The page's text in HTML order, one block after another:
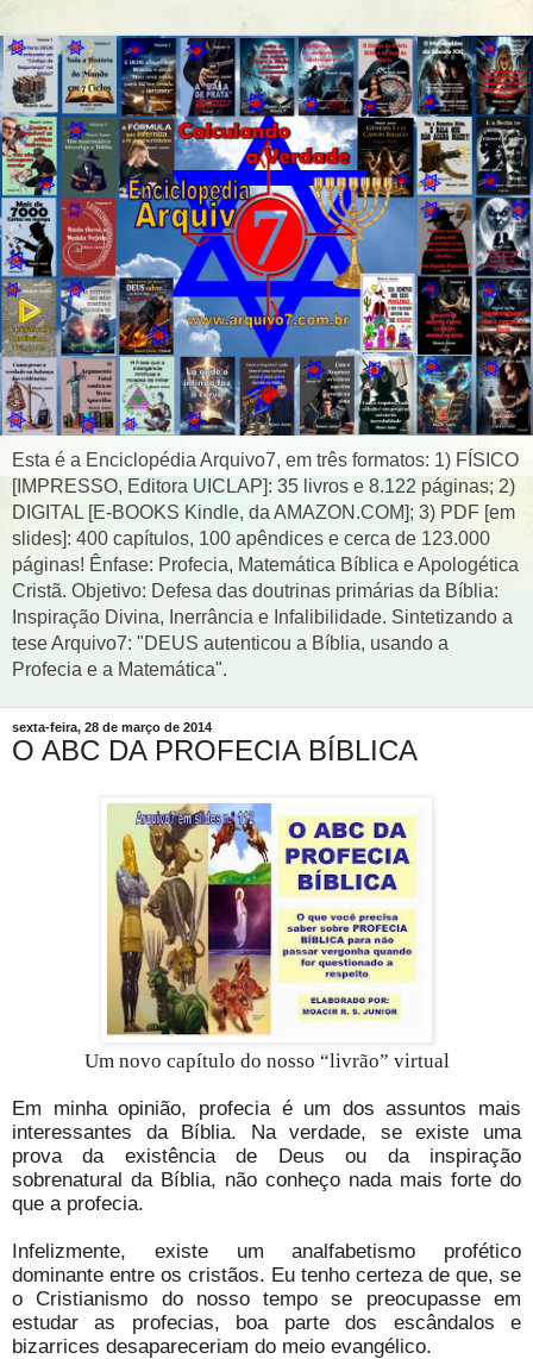
Esta é a Enciclopédia Arquivo7, em três formatos: 1) FÍSICO
[IMPRESSO, Editora UICLAP]: 35 livros e 8.122 páginas; 2)
DIGITAL [E-BOOKS Kindle, da AMAZON.COM]; 3) PDF [em
slides]: 400 capítulos, 100 apêndices e cerca de 123.000
páginas! Ênfase: Profecia, Matemática Bíblica e Apologética
Cristã. Objetivo: Defesa das doutrinas primárias da Bíblia:
Inspiração Divina, Inerrância e Infalibilidade. Sintetizando a
tese Arquivo7: "DEUS autenticou a Bíblia, usando a
Profecia e a Matemática".
sexta-feira, 28 de março de 2014
O ABC DA PROFECIA BÍBLICA
Um novo capítulo do nosso “livrão” virtual
Em minha opinião, profecia é um dos assuntos mais
interessantes da Bíblia. Na verdade, se existe uma
prova da existência de Deus ou da inspiração
sobrenatural da Bíblia, não conheço nada mais forte do
que a profecia.
Infelizmente, existe um analfabetismo profético
dominante entre os cristãos. Eu tenho certeza de que, se
o Cristianismo do nosso tempo se preocupasse em
estudar as profecias, boa parte dos escândalos e
bizarrices desapareceriam do meio evangélico.